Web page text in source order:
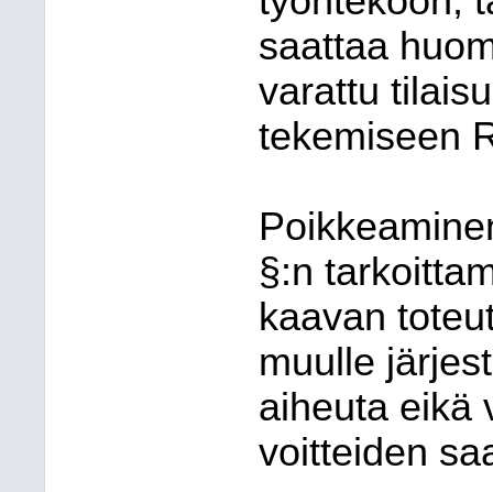
saattaa
varattu ti lai
tekemiseen
§:n
kaavan
muulle järjes
aiheuta eikä
voitteiden